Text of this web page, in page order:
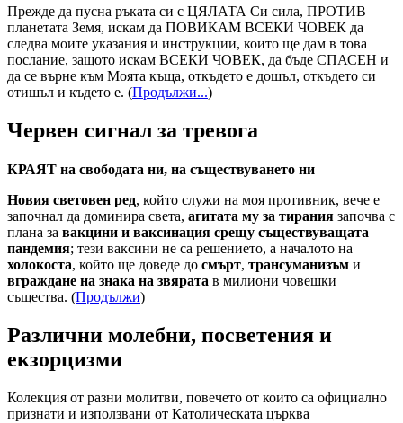
Прежде да пусна ръката си с ЦЯЛАТА Си сила, ПРОТИВ
планетата Земя, искам да ПОВИКАМ ВСЕКИ ЧОВЕК да
следва моите указания и инструкции, които ще дам в това
послание, защото искам ВСЕКИ ЧОВЕК, да бъде СПАСЕН и
да се върне към Моята къща, откъдето е дошъл, откъдето си
отишъл и където е. (Продължи...)
Червен сигнал за тревога
КРАЯТ на свободата ни, на съществуването ни
Новия световен ред, който служи на моя противник, вече е
започнал да доминира света, агитата му за тирания започва с
плана за вакцини и ваксинация срещу съществуващата
пандемия; тези ваксини не са решението, а началото на
холокоста, който ще доведе до смърт, трансуманизъм и
вграждане на знака на звярата в милиони човешки
същества. (Продължи)
Различни молебни, посветения и
екзорцизми
Колекция от разни молитви, повечето от които са официално
признати и използвани от Католическата църква